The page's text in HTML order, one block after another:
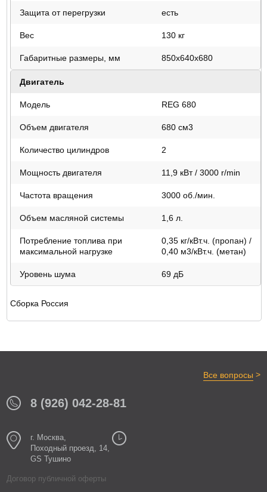
Защита от перегрузки есть
Вес 130 кг
Габаритные размеры, мм 850х640х680
Двигатель
Модель REG 680
Объем двигателя 680 см3
Количество цилиндров 2
Мощность двигателя 11,9 кВт / 3000 r/min
Частота вращения 3000 об./мин.
Объем масляной системы 1,6 л.
Потребление топлива при
максимальной нагрузке
0,35 кг/кВт.ч. (пропан) /
0,40 м3/кВт.ч. (метан)
Уровень шума 69 дБ
Сборка Россия
Все вопросы >
8 (926) 042-28-81
г. Москва,
Походный проезд, 14,
GS Тушино
Договор публичной оферты